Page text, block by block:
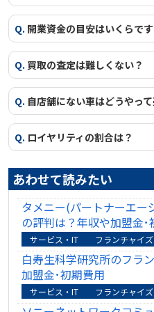
Q. 開業資金の目安はいくらで
Q. 買取の査定は難しくない？
Q. 自店舗にない車はどうやっ
Q. ロイヤリティの割合は？
あわせて読みたい
タメニー(パートナーエー
の評判は？年収や加盟金･
サービス・IT フランチャイズ
白寿生科学研究所のフラ
加盟金･初期費用
サービス・IT フランチャイズ